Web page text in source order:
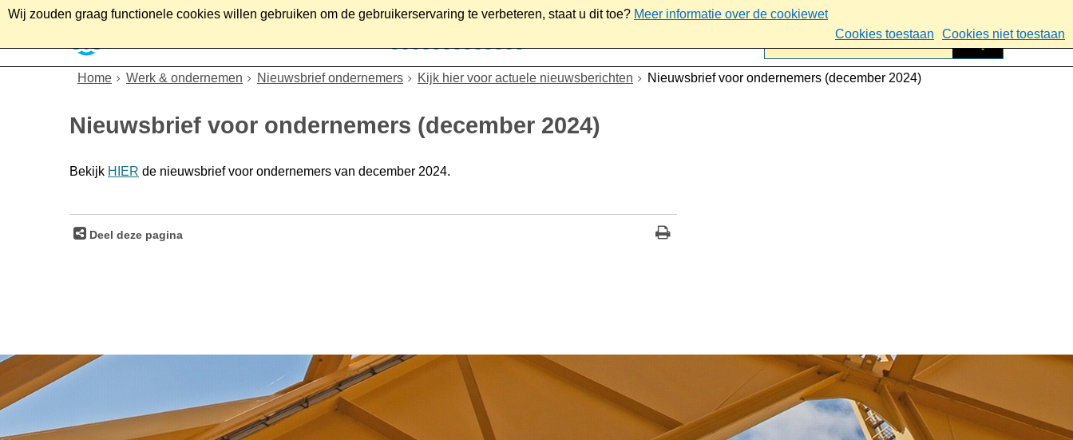
Wij zouden graag functionele cookies willen gebruiken om de gebruikerservaring te verbeteren, staat u dit toe? Meer informatie over de cookiewet
Cookies toestaan
Cookies niet toestaan
Home Werk & ondernemen Nieuwsbrief ondernemers Kijk hier voor actuele nieuwsberichten Nieuwsbrief voor ondernemers (december 2024)
Nieuwsbrief voor ondernemers (december 2024)
Bekijk HIER de nieuwsbrief voor ondernemers van december 2024.
Deel deze pagina